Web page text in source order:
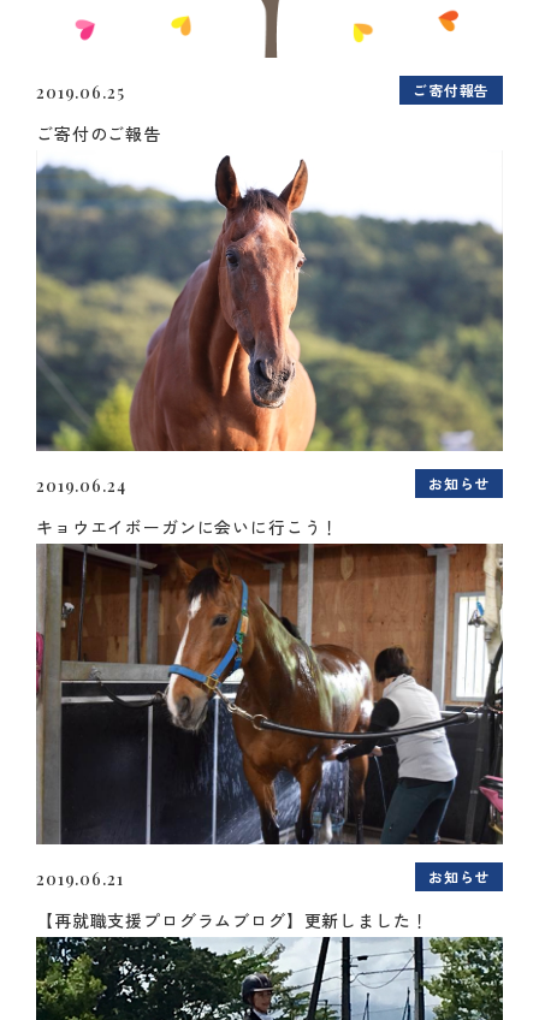
2019.06.25 ご寄付報告
ご寄付のご報告
2019.06.24 お知らせ
キョウエイボーガンに会いに行こう！
2019.06.21 お知らせ
【再就職支援プログラムブログ】更新しました！